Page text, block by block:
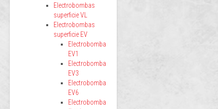
Electrobombas
superficie VL
Electrobombas
superficie EV
Electrobomba
EV1
Electrobomba
EV3
Electrobomba
EV6
Electrobomba